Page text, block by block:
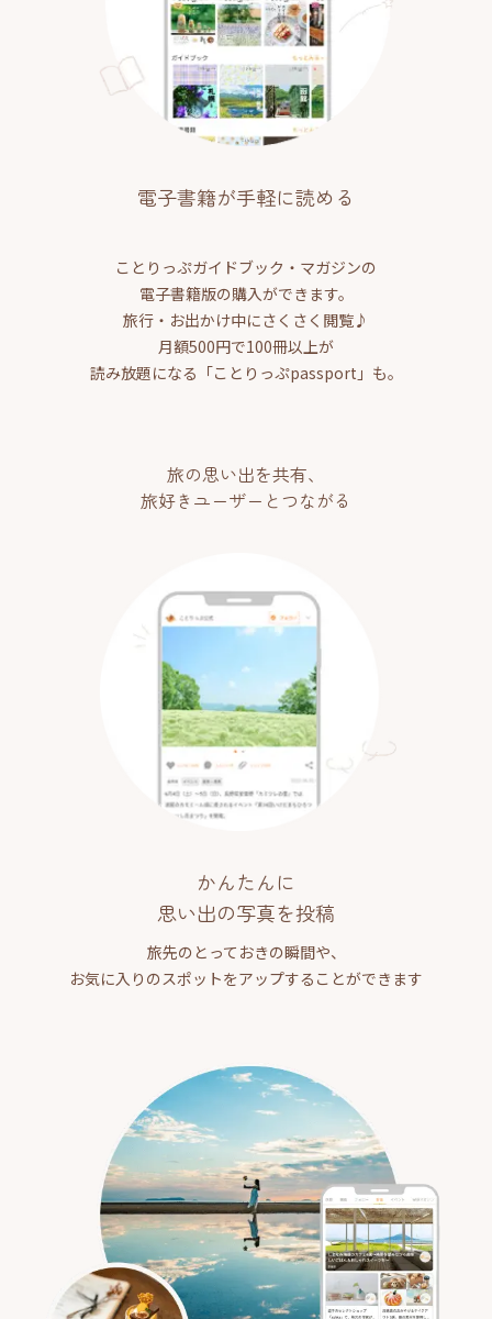
電子書籍が手軽に読める
ことりっぷガイドブック・マガジンの
電子書籍版の購入ができます。
旅行・お出かけ中にさくさく閲覧♪
月額500円で100冊以上が
読み放題になる「ことりっぷpassport」も。
旅の思い出を共有、
旅好きユーザーとつながる
かんたんに
思い出の写真を投稿
旅先のとっておきの瞬間や、
お気に入りのスポットをアップすることができます